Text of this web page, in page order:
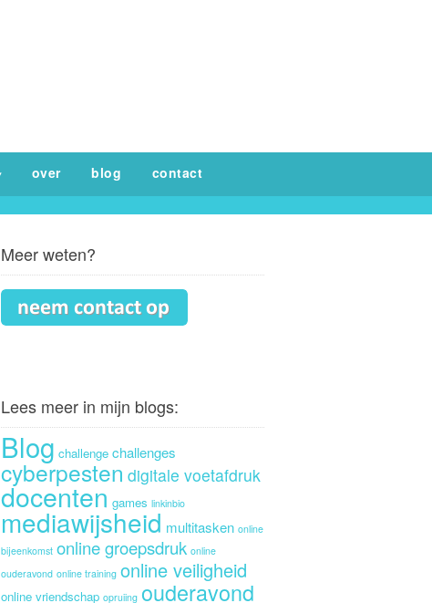
over blog contact
Meer weten?
Lees meer in mijn blogs:
Blog challenge challenges
cyberpesten digitale voetafdruk
docenten games linkinbio
mediawijsheid multitasken online
bijeenkomst online groepsdruk online
ouderavond online training online veiligheid
online vriendschap opruiing ouderavond